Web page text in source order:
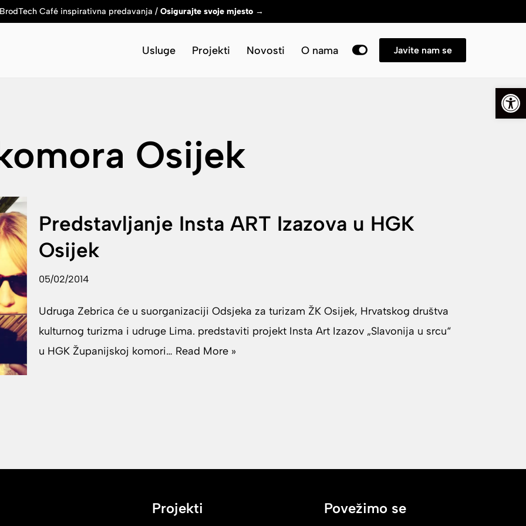
BrodTech Café inspirativna predavanja / Osigurajte svoje mjesto →
Usluge Projekti Novosti O nama Javite nam se
Osijek
Predstavljanje Insta ART Izazova u HGK
Osijek
05/02/2014
Udruga Zebrica će u suorganizaciji Odsjeka za turizam ŽK Osijek, Hrvatskog društva
kulturnog turizma i udruge Lima. predstaviti projekt Insta Art Izazov „Slavonija u srcu“
u HGK Županijskoj komori… Read More »
Projekti Povežimo se